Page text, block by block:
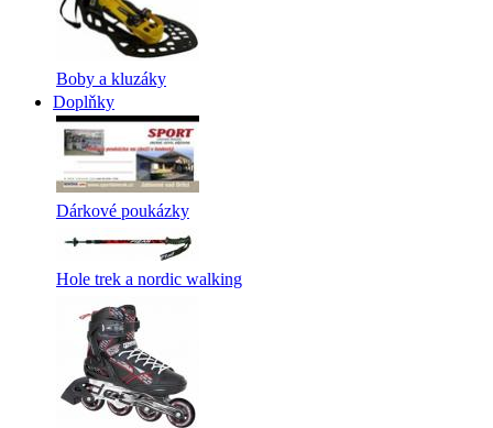
Boby a kluzáky
Doplňky
Dárkové poukázky
Hole trek a nordic walking